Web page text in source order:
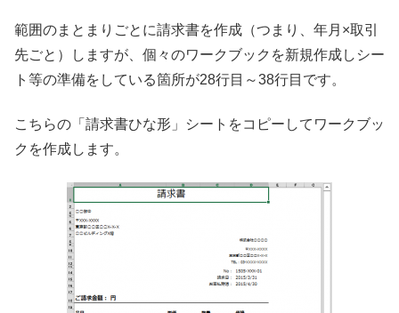
範囲のまとまりごとに請求書を作成（つまり、年月×取引
先ごと）しますが、個々のワークブックを新規作成しシー
ト等の準備をしている箇所が28行目～38行目です。
こちらの「請求書ひな形」シートをコピーしてワークブッ
クを作成します。